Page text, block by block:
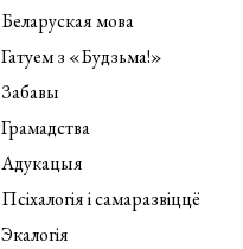
Беларуская мова
Гатуем з «Будзьма!»
Забавы
Грамадства
Адукацыя
Псіхалогія і самаразвіццё
Экалогія